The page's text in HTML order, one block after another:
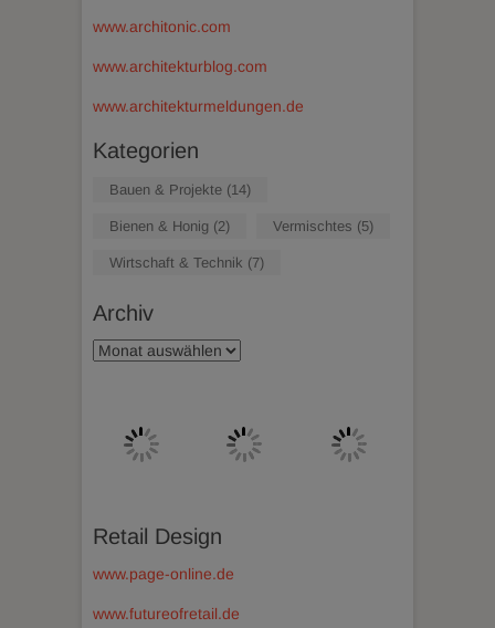
www.architonic.com
www.architekturblog.com
www.architekturmeldungen.de
Kategorien
Bauen & Projekte (14)
Bienen & Honig (2) Vermischtes (5)
Wirtschaft & Technik (7)
Archiv
Archiv
Retail Design
www.page-online.de
www.futureofretail.de